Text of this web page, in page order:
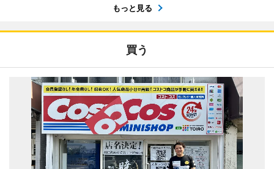
もっと見る
買う